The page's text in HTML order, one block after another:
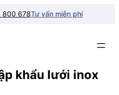
800 678Tư vấn miễn phí
khẩu lưới inox